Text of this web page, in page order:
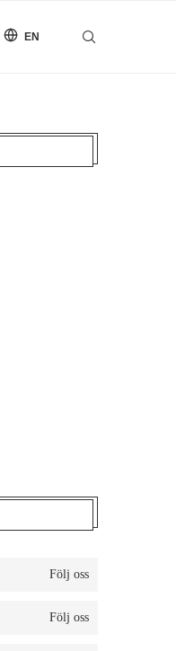
EN
Följ oss
Följ oss